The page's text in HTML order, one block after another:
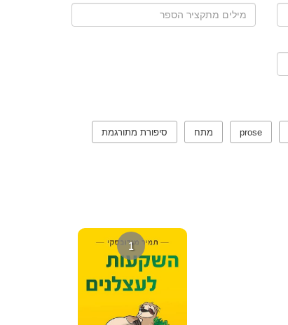
prose מתח סיפורת מתורגמת
1